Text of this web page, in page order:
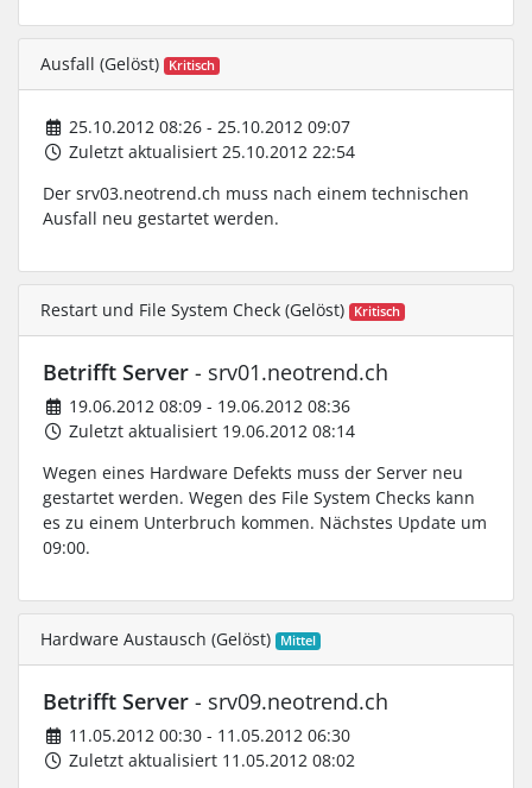
Ausfall (Gelöst) Kritisch
25.10.2012 08:26 - 25.10.2012 09:07
Zuletzt aktualisiert 25.10.2012 22:54
Der srv03.neotrend.ch muss nach einem technischen
Ausfall neu gestartet werden.
Restart und File System Check (Gelöst) Kritisch
Betrifft Server - srv01.neotrend.ch
19.06.2012 08:09 - 19.06.2012 08:36
Zuletzt aktualisiert 19.06.2012 08:14
Wegen eines Hardware Defekts muss der Server neu
gestartet werden. Wegen des File System Checks kann
es zu einem Unterbruch kommen. Nächstes Update um
09:00.
Hardware Austausch (Gelöst) Mittel
Betrifft Server - srv09.neotrend.ch
11.05.2012 00:30 - 11.05.2012 06:30
Zuletzt aktualisiert 11.05.2012 08:02